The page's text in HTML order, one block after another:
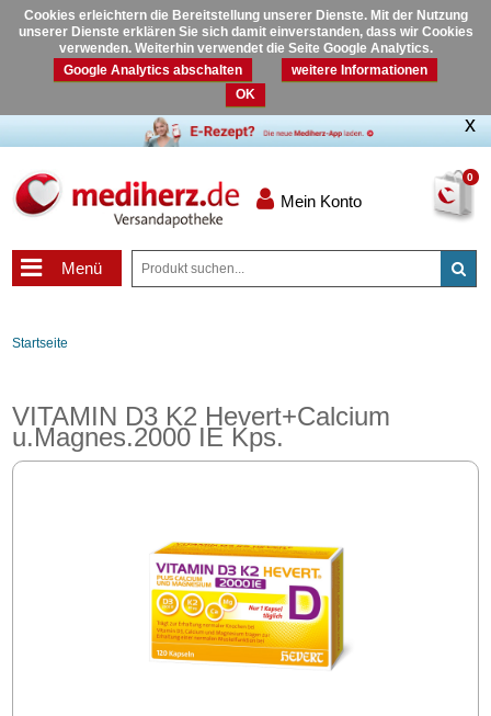
Cookies erleichtern die Bereitstellung unserer Dienste. Mit der Nutzung
unserer Dienste erklären Sie sich damit einverstanden, dass wir Cookies
verwenden. Weiterhin verwendet die Seite Google Analytics.
Google Analytics abschalten
weitere Informationen
OK
0
Mein Konto
Menü
Startseite
VITAMIN D3 K2 Hevert+Calcium
u.Magnes.2000 IE Kps.